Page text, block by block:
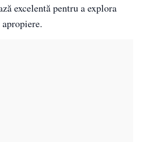
excelentă pentru a explora